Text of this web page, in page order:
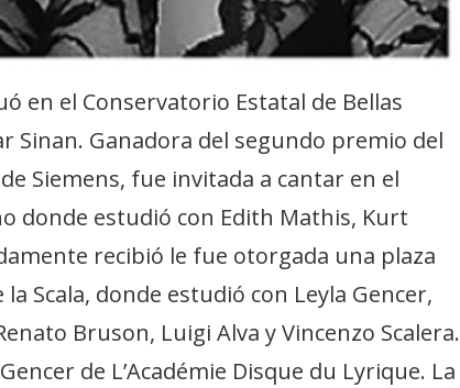
en el Conservatorio Estatal de Bellas
Sinan. Ganadora del segundo premio del
Siemens, fue invitada a cantar en el
donde estudió con Edith Mathis, Kurt
recibió le fue otorgada una plaza
Scala, donde estudió con Leyla Gencer,
Bruson, Luigi Alva y Vincenzo Scalera.
de L’Académie Disque du Lyrique. La